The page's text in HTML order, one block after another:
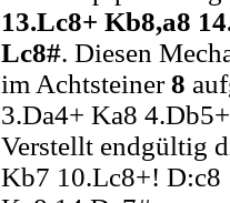
13.Lc8+ Kb8,a8
Lc8#. Diesen
im Achtsteiner8
3.Da4+ Ka8
Verstellt endgültig
Kb7 10.Lc8+! D:c8